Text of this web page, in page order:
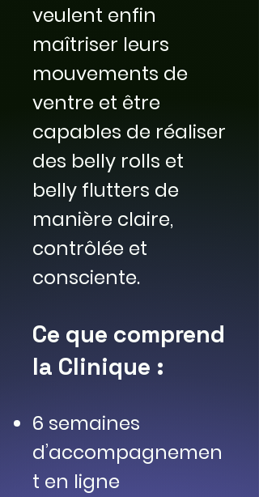
veulent enfin
maîtriser leurs
mouvements de
ventre et être
capables de réaliser
des belly rolls et
belly flutters de
manière claire,
contrôlée et
consciente.
Ce que comprend
la Clinique :
6 semaines
d’accompagnemen
t en ligne